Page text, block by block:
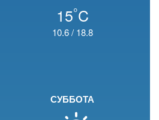
15°C
10.6/ 18.8
СУББОТА